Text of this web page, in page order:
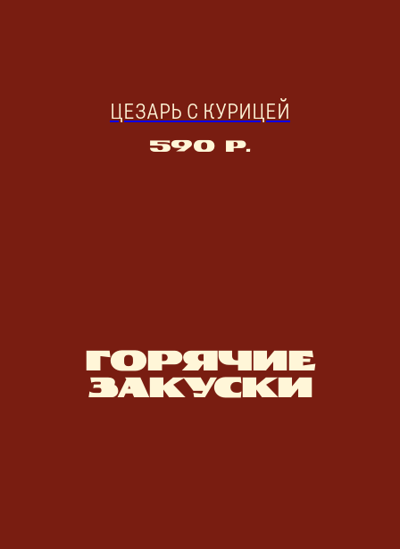
ЦЕЗАРЬ С КУРИЦЕЙ
590 р.
ГОРЯЧИЕ
ЗАКУСКИ